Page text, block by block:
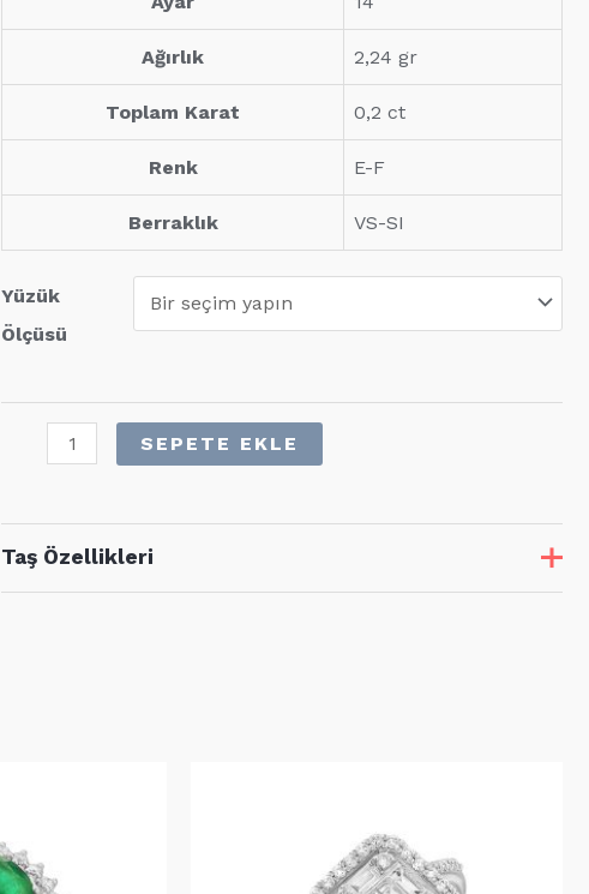
Ağırlık 2,24 gr
Toplam Karat 0,2 ct
Renk E-F
Berraklık VS-SI
Yüzük
Ölçüsü
SEPETE EKLE
Taş Özellikleri